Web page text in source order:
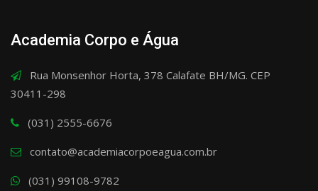
Academia Corpo e Água
Rua Monsenhor Horta, 378 Calafate BH/MG. CEP
30411-298
(031) 2555-6676
contato@academiacorpoeagua.com.br
(031) 99108-9782